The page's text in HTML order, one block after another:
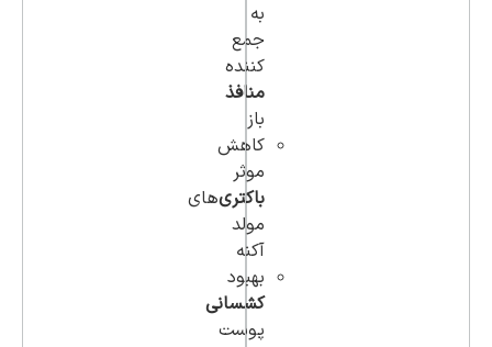
به
جمع
کننده
منافذ
باز
کاهش
موثر
باکتری‌های
مولد
آکنه
بهبود
کشسانی
پوست